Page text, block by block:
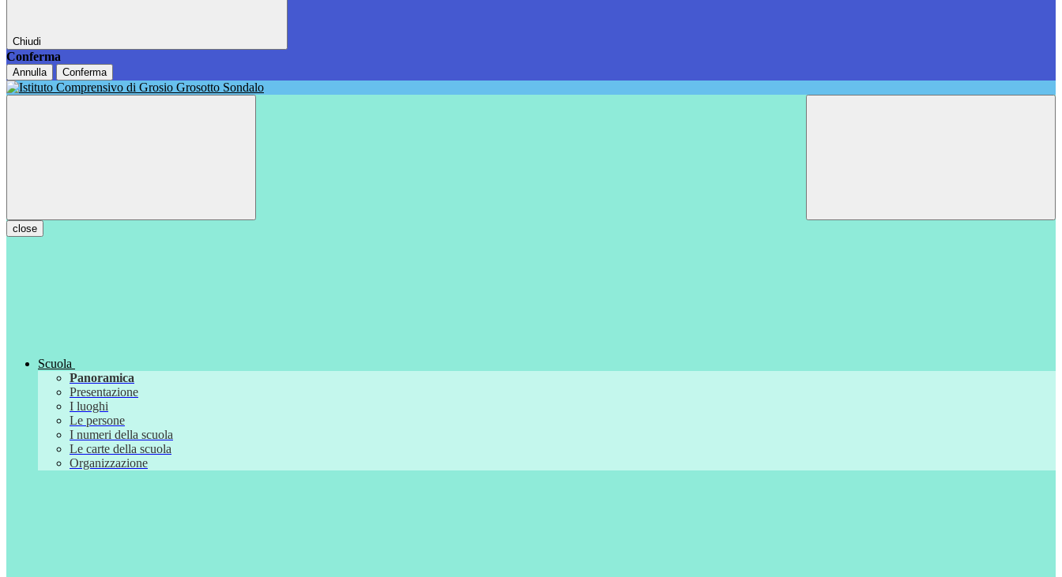
Chiudi
Conferma
Annulla Conferma
close
Scuola
Panoramica
Presentazione
I luoghi
Le persone
I numeri della scuola
Le carte della scuola
Organizzazione